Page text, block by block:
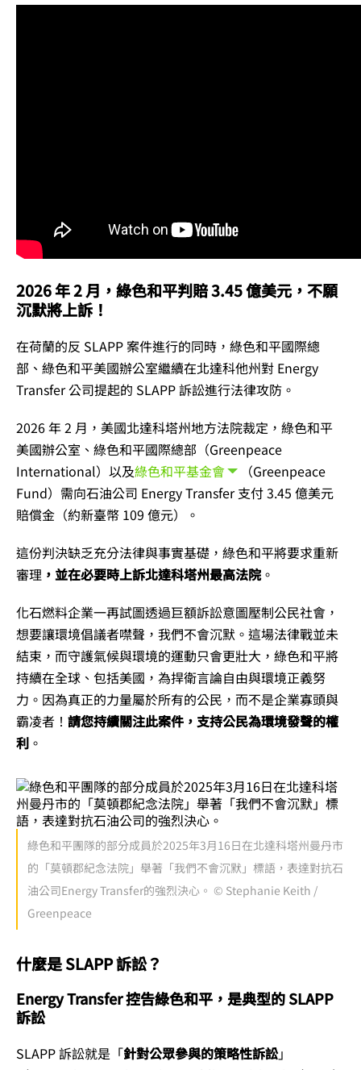
2026 年 2 月，綠色和平判賠 3.45 億美元，不願
沉默將上訴！
在荷蘭的反 SLAPP 案件進行的同時，綠色和平國際總
部、綠色和平美國辦公室繼續在北達科他州對 Energy
Transfer 公司提起的 SLAPP 訴訟進行法律攻防。
2026 年 2 月， 美國北達科塔州地方法院裁定，綠色和平
美國辦公室、綠色和平國際總部（Greenpeace
International）以及綠色和平基金會
（Greenpeace
Fund）需向石油公司 Energy Transfer 支付 3.45 億美元
賠償金（約新臺幣 109 億元）。
這份判決缺乏充分法律與事實基礎，綠色和平將要求重新
審理 ，並在必要時上訴北達科塔州最高法院。
化石燃料企業一再試圖透過巨額訴訟意圖壓制公民社會，
想要讓環境倡議者噤聲，我們不會沉默。這場法律戰並未
結束，而守護氣候與環境的運動只會更壯大，綠色和平將
持續在全球、包括美國，為捍衛言論自由與環境正義努
力。因為真正的力量屬於所有的公民，而不是企業寡頭與
霸凌者！ 請您持續關注此案件，支持公民為環境發聲的權
利 。
綠色和平團隊的部分成員於2025年3月16日在北達科塔州曼丹市
的「莫頓郡紀念法院」舉著「我們不會沉默」標語，表達對抗石
油公司Energy Transfer的強烈決心。 © Stephanie Keith /
Greenpeace
什麼是 SLAPP 訴訟？
Energy Transfer 控告綠色和平，是典型的 SLAPP
訴訟
SLAPP 訴訟就是「針對公眾參與的策略性訴訟」